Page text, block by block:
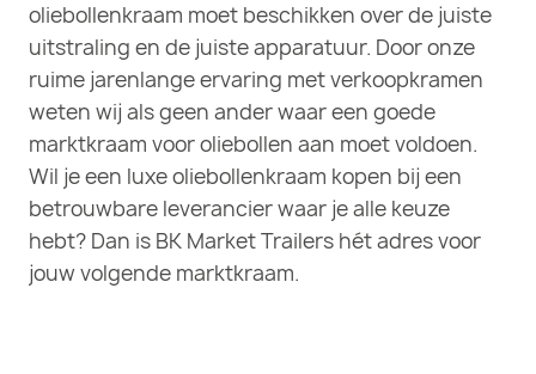
oliebollenkraam moet beschikken over de juiste
uitstraling en de juiste apparatuur. Door onze
ruime jarenlange ervaring met verkoopkramen
weten wij als geen ander waar een goede
marktkraam voor oliebollen aan moet voldoen.
Wil je een luxe oliebollenkraam kopen bij een
betrouwbare leverancier waar je alle keuze
hebt? Dan is BK Market Trailers hét adres voor
jouw volgende marktkraam.